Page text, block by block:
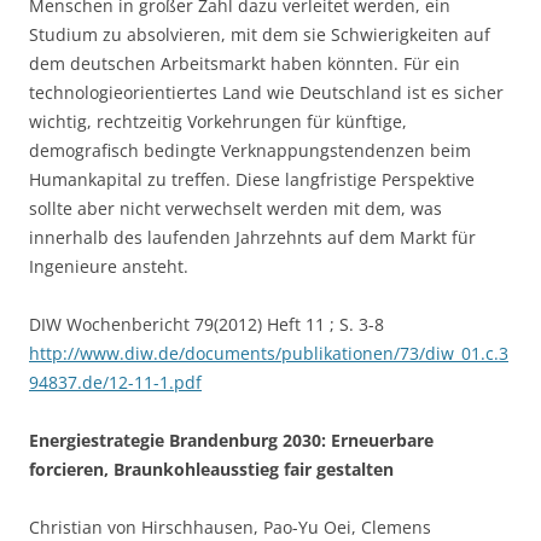
Menschen in großer Zahl dazu verleitet werden, ein
Studium zu absolvieren, mit dem sie Schwierigkeiten auf
dem deutschen Arbeitsmarkt haben könnten. Für ein
technologieorientiertes Land wie Deutschland ist es sicher
wichtig, rechtzeitig Vorkehrungen für künftige,
demografisch bedingte Verknappungstendenzen beim
Humankapital zu treffen. Diese langfristige Perspektive
sollte aber nicht verwechselt werden mit dem, was
innerhalb des laufenden Jahrzehnts auf dem Markt für
Ingenieure ansteht.
DIW Wochenbericht 79(2012) Heft 11 ; S. 3-8
http://www.diw.de/documents/publikationen/73/diw_01.c.3
94837.de/12-11-1.pdf
Energiestrategie Brandenburg 2030: Erneuerbare
forcieren, Braunkohleausstieg fair gestalten
Christian von Hirschhausen, Pao-Yu Oei, Clemens